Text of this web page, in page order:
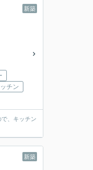
新築
チン
、キッチン
新築